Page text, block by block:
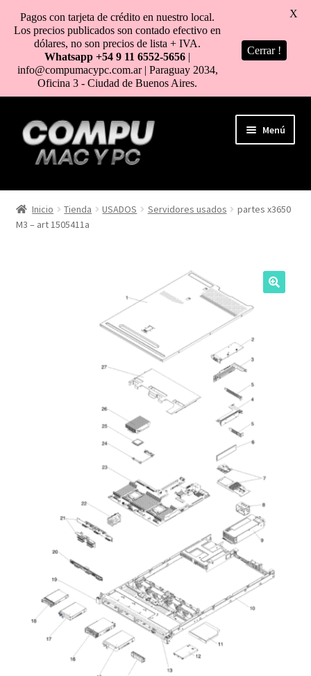
al
contenido
Menú
HOME
TIENDA
Inicio Tienda USADOS Servidores usados
partes x3650
M3 – art 1505411a
Pagos con tarjeta de crédito en nuestro local.
Los precios publicados son contado efectivo en
dólares, no son precios de lista + IVA.
Whatsapp +54 9 11 6552-5656 |
info@compumacypc.com.ar | Paraguay 2034,
Oficina 3 - Ciudad de Buenos Aires.
Cerrar !
X